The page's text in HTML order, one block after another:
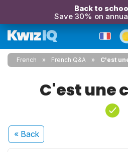
Back to
Save 30% on
French French Q&A C'est
C'est une
« Back